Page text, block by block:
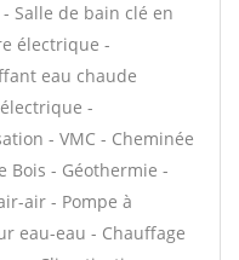
Salle de bain clé en
électrique -
eau chaude
-
- VMC - Cheminée
Bois - Géothermie -
air - Pompe à
eau-eau - Chauffage